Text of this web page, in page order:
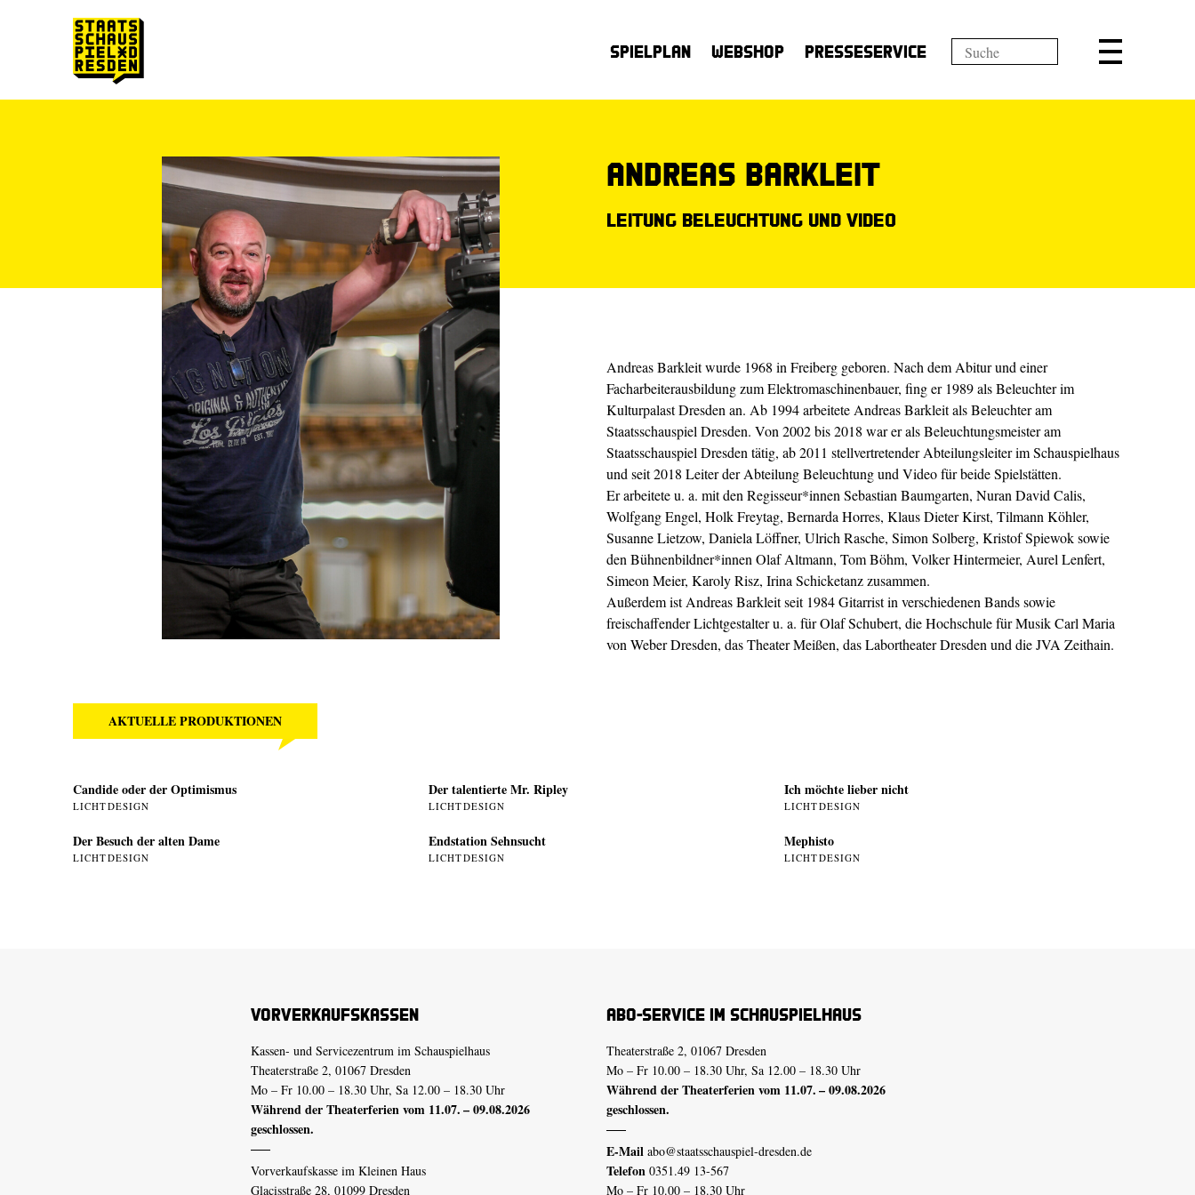
Spielplan Webshop Presseservice
Andreas Barkleit
Leitung Beleuchtung und Video
Andreas Barkleit wurde 1968 in Freiberg geboren. Nach dem Abitur und einer
Facharbeiterausbildung zum Elektromaschinenbauer, fing er 1989 als Beleuchter im
Kulturpalast Dresden an. Ab 1994 arbeitete Andreas Barkleit als Beleuchter am
Staatsschauspiel Dresden. Von 2002 bis 2018 war er als Beleuchtungsmeister am
Staatsschauspiel Dresden tätig, ab 2011 stellvertretender Abteilungsleiter im Schauspielhaus
und seit 2018 Leiter der Abteilung Beleuchtung und Video für beide Spielstätten.
Er arbeitete u. a. mit den Regisseur*innen Sebastian Baumgarten, Nuran David Calis,
Wolfgang Engel, Holk Freytag, Bernarda Horres, Klaus Dieter Kirst, Tilmann Köhler,
Susanne Lietzow, Daniela Löffner, Ulrich Rasche, Simon Solberg, Kristof Spiewok sowie
den Bühnenbildner*innen Olaf Altmann, Tom Böhm, Volker Hintermeier, Aurel Lenfert,
Simeon Meier, Karoly Risz, Irina Schicketanz zusammen.
Außerdem ist Andreas Barkleit seit 1984 Gitarrist in verschiedenen Bands sowie
freischaffender Lichtgestalter u. a. für Olaf Schubert, die Hochschule für Musik Carl Maria
von Weber Dresden, das Theater Meißen, das Labortheater Dresden und die JVA Zeithain.
AKTUELLE PRODUKTIONEN
Candide oder der Optimismus
LICHTDESIGN
Der Besuch der alten Dame
LICHTDESIGN
Der talentierte Mr. Ripley
LICHTDESIGN
Endstation Sehnsucht
LICHTDESIGN
Ich möchte lieber nicht
LICHTDESIGN
Mephisto
LICHTDESIGN
Vorverkaufskassen
Kassen- und Servicezentrum im Schauspielhaus
Theaterstraße 2, 01067 Dresden
Mo – Fr 10.00 – 18.30 Uhr, Sa 12.00 – 18.30 Uhr
Während der Theaterferien vom 11.07. – 09.08.2026
geschlossen.
Vorverkaufskasse im Kleinen Haus
Glacisstraße 28, 01099 Dresden
Abo-Service im Schauspielhaus
Theaterstraße 2, 01067 Dresden
Mo – Fr 10.00 – 18.30 Uhr, Sa 12.00 – 18.30 Uhr
Während der Theaterferien vom 11.07. – 09.08.2026
geschlossen.
E-Mail abo@staatsschauspiel-dresden.de
Telefon 0351.49 13-567
Mo – Fr 10.00 – 18.30 Uhr